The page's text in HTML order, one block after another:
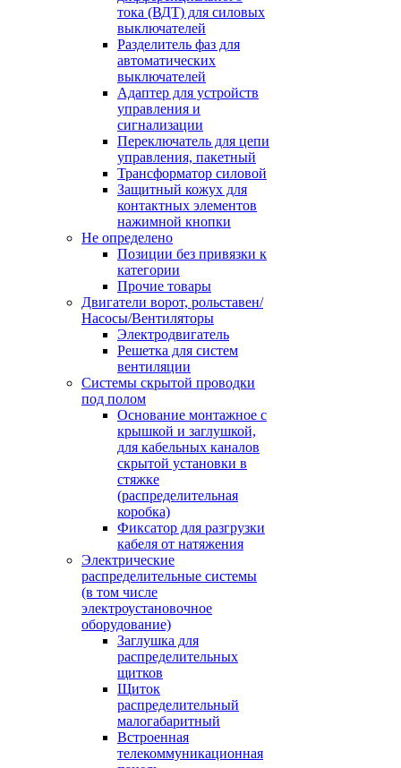
тока (ВДТ) для силовых
выключателей
Разделитель фаз для
автоматических
выключателей
Адаптер для устройств
управления и
сигнализации
Переключатель для цепи
управления, пакетный
Трансформатор силовой
Защитный кожух для
контактных элементов
нажимной кнопки
Не определено
Позиции без привязки к
категории
Прочие товары
Двигатели ворот, рольставен/
Насосы/Вентиляторы
Электродвигатель
Решетка для систем
вентиляции
Системы скрытой проводки
под полом
Основание монтажное с
крышкой и заглушкой,
для кабельных каналов
скрытой установки в
стяжке
(распределительная
коробка)
Фиксатор для разгрузки
кабеля от натяжения
Электрические
распределительные системы
(в том числе
электроустановочное
оборудование)
Заглушка для
распределительных
щитков
Щиток
распределительный
малогабаритный
Встроенная
телекоммуникационная